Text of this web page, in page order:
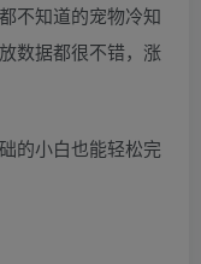
不知道的宠物冷知
数据都很不错，涨
的小白也能轻松完